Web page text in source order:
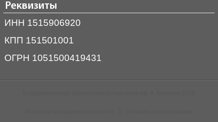
Реквизиты
ИНН 1515906920
КПП 151501001
ОГРН 1051500419431